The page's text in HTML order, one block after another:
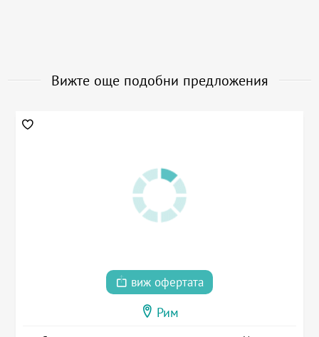
Вижте още подобни предложения
виж офертата
Рим